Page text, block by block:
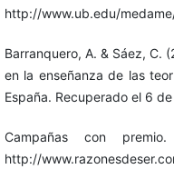
http://www.ub.edu/
Barranquero, A. & Sáez, C.
en la enseñanza de las
España. Recuperado el 6
Campañas con
http://